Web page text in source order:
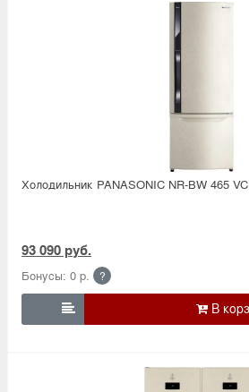
Холодильник PANASONIC NR-BW 465 VC
93 090 руб.
Бонусы: 0 р. ?
